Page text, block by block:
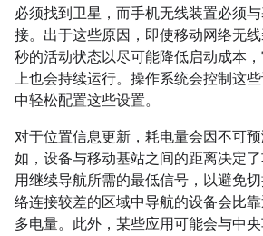
必须找到卫星，而手机无线装置必须
接。出于这些原因，即使移动网络无
秒的活动状态以尽可能降低启动成本
上也会持续运行。操作系统会控制这
中轻松配置这些设置。
对于位置信息更新，耗电量会因不可
如，设备与移动基站之间的距离决定
用继续导航所需的最低信号，以避免
络连接较差的区域中导航的设备会比
多电量。此外，某些应用可能会与中